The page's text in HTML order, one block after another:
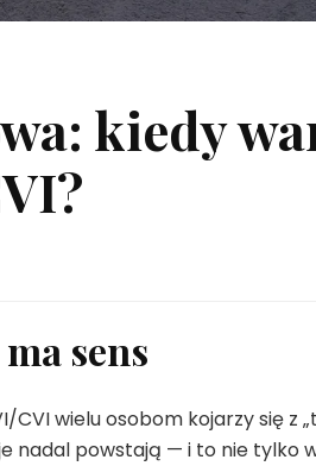
kiedy
sens
wielu osobom kojarzy się z
nadal powstają — i to nie tylko